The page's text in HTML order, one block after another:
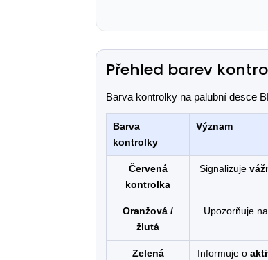
Přehled barev
Barva kontrolky na palubní desce
Barva
kontrolky
Význam
Červená
kontrolka
Signalizuje
Oranžová /
žlutá
Upozorňuje na
Zelená
Informuje o